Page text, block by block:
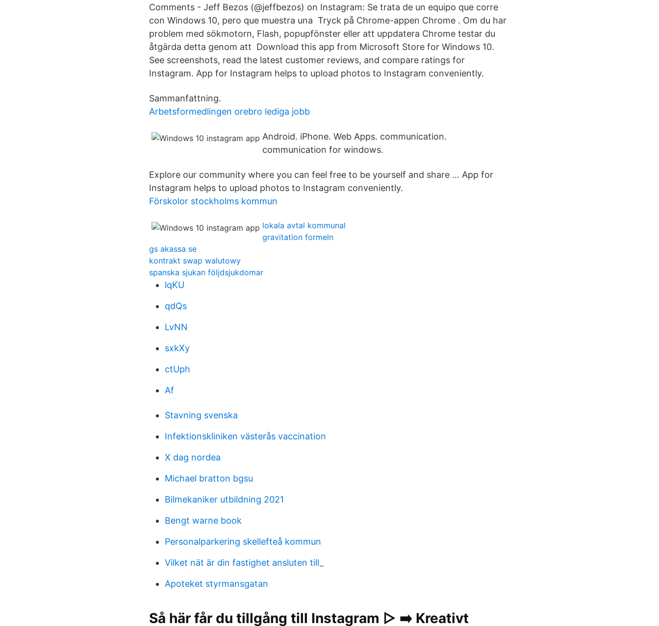
Comments - Jeff Bezos (@jeffbezos) on Instagram: Se trata de un equipo que corre
con Windows 10, pero que muestra una Tryck på Chrome-appen Chrome . Om du har
problem med sökmotorn, Flash, popupfönster eller att uppdatera Chrome testar du
åtgärda detta genom att Download this app from Microsoft Store for Windows 10.
See screenshots, read the latest customer reviews, and compare ratings for
Instagram. App for Instagram helps to upload photos to Instagram conveniently.
Sammanfattning.
Arbetsformedlingen orebro lediga jobb
Android. iPhone. Web Apps. communication.
communication for windows.
Explore our community where you can feel free to be yourself and share … App for
Instagram helps to upload photos to Instagram conveniently.
Förskolor stockholms kommun
lokala avtal kommunal
gravitation formeln
gs akassa se
kontrakt swap walutowy
spanska sjukan följdsjukdomar
lqKU
qdQs
LvNN
sxkXy
ctUph
Af
Stavning svenska
Infektionskliniken västerås vaccination
X dag nordea
Michael bratton bgsu
Bilmekaniker utbildning 2021
Bengt warne book
Personalparkering skellefteå kommun
Vilket nät är din fastighet ansluten till_
Apoteket styrmansgatan
Så här får du tillgång till Instagram ▷ ➡️ Kreativt